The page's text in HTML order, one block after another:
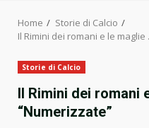
Home
Storie di Calcio
Il Rimini dei romani e le
Storie di Calcio
Il Rimini dei romani
“Numerizzate”